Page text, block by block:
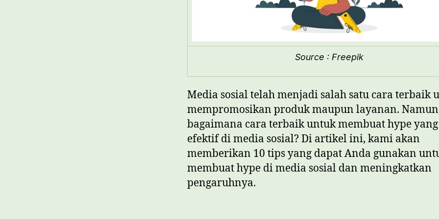
Source : Freepik
Media sosial telah menjadi salah satu cara terbaik
mempromosikan produk maupun layanan.
bagaimana cara terbaik untuk membuat hype yang
efektif di media sosial? Di artikel ini, kami akan
memberikan 10 tips yang dapat Anda gunakan
membuat hype di media sosial dan meningkatkan
pengaruhnya.